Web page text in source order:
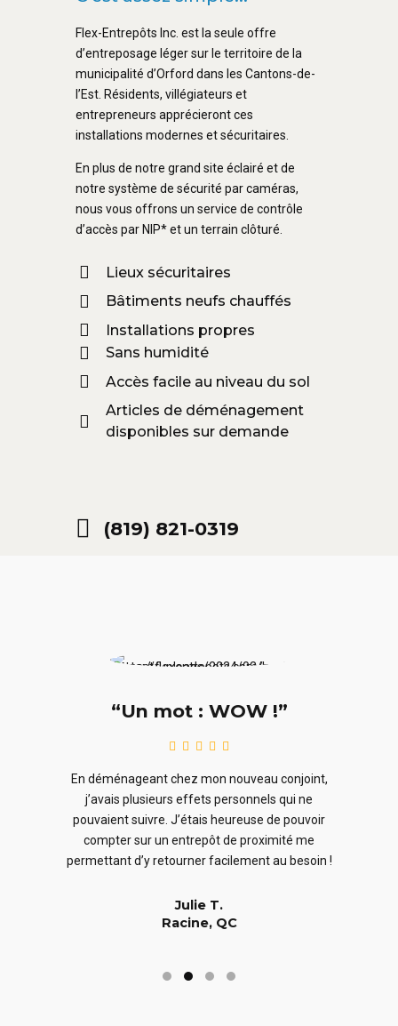
Flex-Entrepôts Inc. est la seule offre
d’entreposage léger sur le territoire de la
municipalité d’Orford dans les Cantons-de-
l’Est. Résidents, villégiateurs et
entrepreneurs apprécieront ces
installations modernes et sécuritaires.
En plus de notre grand site éclairé et de
notre système de sécurité par caméras,
nous vous offrons un service de contrôle
d’accès par NIP* et un terrain clôturé.
Lieux sécuritaires
Bâtiments neufs chauffés
Installations propres
Sans humidité
Accès facile au niveau du sol
Articles de déménagement
disponibles sur demande
(819) 821-0319
“Un mot : WOW !”
En déménageant chez mon nouveau conjoint,
j’avais plusieurs effets personnels qui ne
pouvaient suivre. J’étais heureuse de pouvoir
compter sur un entrepôt de proximité me
permettant d’y retourner facilement au besoin !
Julie T.
Racine, QC